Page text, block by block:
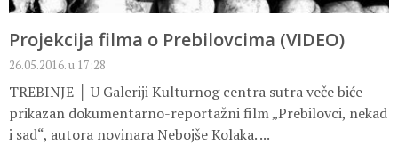
Projekcija filma o Prebilovcima (VIDEO)
26.05.2016. u 17:28
TREBINJE │ U Galeriji Kulturnog centra sutra veče biće
prikazan dokumentarno-reportažni film „Prebilovci, nekad
i sad“, autora novinara Nebojše Kolaka. ...